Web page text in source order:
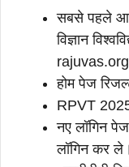
सबसे पहले
विज्ञान
rajuvas.org
होम पेज
RPVT
नए लॉगिन
लॉगिन कर ले।